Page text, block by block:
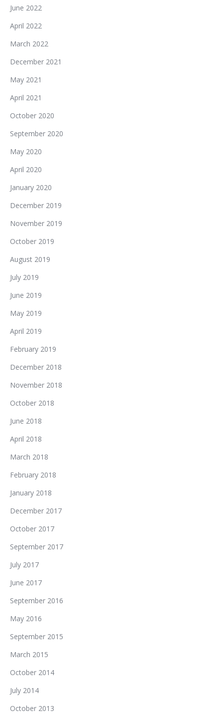
June 2022
April 2022
March 2022
December 2021
May 2021
April 2021
October 2020
September 2020
May 2020
April 2020
January 2020
December 2019
November 2019
October 2019
August 2019
July 2019
June 2019
May 2019
April 2019
February 2019
December 2018
November 2018
October 2018
June 2018
April 2018
March 2018
February 2018
January 2018
December 2017
October 2017
September 2017
July 2017
June 2017
September 2016
May 2016
September 2015
March 2015
October 2014
July 2014
October 2013